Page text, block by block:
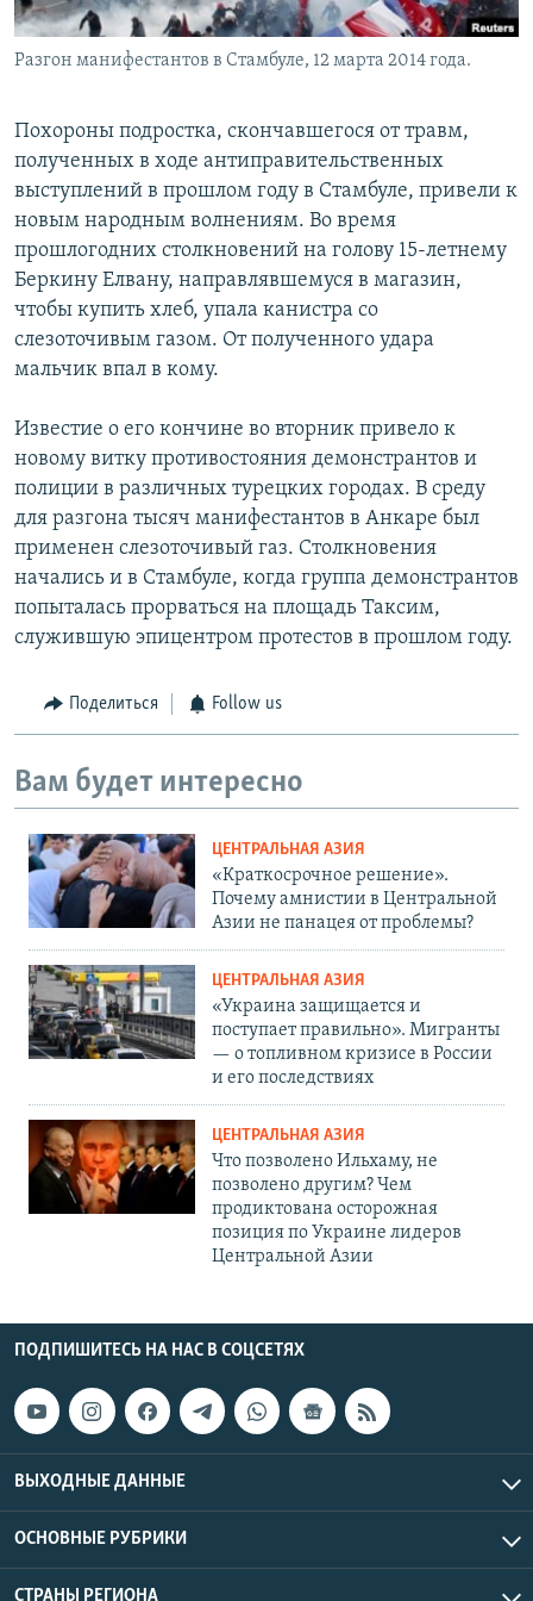
Разгон манифестантов в Стамбуле, 12 марта 2014 года.
Похороны подростка, скончавшегося от травм,
полученных в ходе антиправительственных
выступлений в прошлом году в Стамбуле, привели к
новым народным волнениям. Во время
прошлогодних столкновений на голову 15-летнему
Беркину Елвану, направлявшемуся в магазин,
чтобы купить хлеб, упала канистра со
слезоточивым газом. От полученного удара
мальчик впал в кому.
Известие о его кончине во вторник привело к
новому витку противостояния демонстрантов и
полиции в различных турецких городах. В среду
для разгона тысяч манифестантов в Анкаре был
применен слезоточивый газ. Столкновения
начались и в Стамбуле, когда группа демонстрантов
попыталась прорваться на площадь Таксим,
служившую эпицентром протестов в прошлом году.
Поделиться Follow us
Вам будет интересно
ЦЕНТРАЛЬНАЯ АЗИЯ
«Краткосрочное решение».
Почему амнистии в Центральной
Азии не панацея от проблемы?
ЦЕНТРАЛЬНАЯ АЗИЯ
«Украина защищается и
поступает правильно». Мигранты
— о топливном кризисе в России
и его последствиях
ЦЕНТРАЛЬНАЯ АЗИЯ
Что позволено Ильхаму, не
позволено другим? Чем
продиктована осторожная
позиция по Украине лидеров
Центральной Азии
ПОДПИШИТЕСЬ НА НАС В СОЦСЕТЯХ
ВЫХОДНЫЕ ДАННЫЕ
ОСНОВНЫЕ РУБРИКИ
СТРАНЫ РЕГИОНА